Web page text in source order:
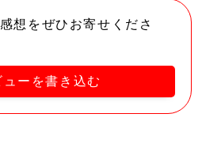
想をぜひお寄せくださ
ーを書き込む